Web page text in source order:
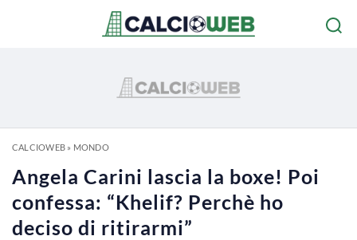
CALCIOWEB» MONDO
Angela Carini lascia la boxe! Poi
confessa: “Khelif? Perchè ho
deciso di ritirarmi”